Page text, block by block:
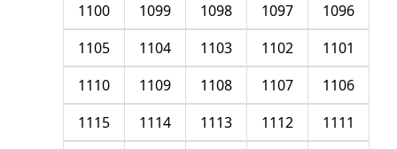
1096
1097
1098
1099
1100
1101
1102
1103
1104
1105
1106
1107
1108
1109
1110
1111
1112
1113
1114
1115